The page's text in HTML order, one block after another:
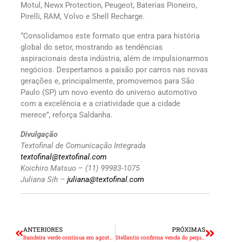
Motul, Newx Protection, Peugeot, Baterias Pioneiro,
Pirelli, RAM, Volvo e Shell Recharge.
“Consolidamos este formato que entra para história
global do setor, mostrando as tendências
aspiracionais desta indústria, além de impulsionarmos
negócios. Despertamos a paixão por carros nas novas
gerações e, principalmente, promovemos para São
Paulo (SP) um novo evento do universo automotivo
com a excelência e a criatividade que a cidade
merece”, reforça Saldanha.
Divulgação
Textofinal de Comunicação Integrada
textofinal@textofinal.com
Koichiro Matsuo – (11) 99983-1075
Juliana Sih – juliana@textofinal.com
ANTERIORES
Bandeira verde continua em agosto, sem cobrança adicional de energia
PRÓXIMAS
Stellantis confirma venda do pequeno Citroën Ami no Brasil